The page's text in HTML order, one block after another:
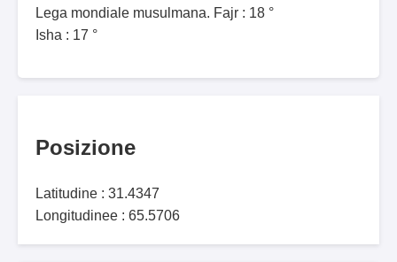
Lega mondiale musulmana. Fajr : 18 °
Isha : 17 °
Posizione
Latitudine : 31.4347
Longitudinee : 65.5706